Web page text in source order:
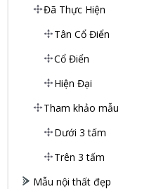
Đã Thực Hiện
Tân Cổ Điển
Cổ Điển
Hiện Đại
Tham khảo mẫu
Dưới 3 tấm
Trên 3 tấm
Mẫu nội thất đẹp